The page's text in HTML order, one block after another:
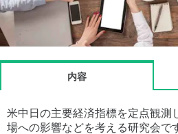
内容
米中日の主要経済指標を定点観測
場への影響などを考える研究会で